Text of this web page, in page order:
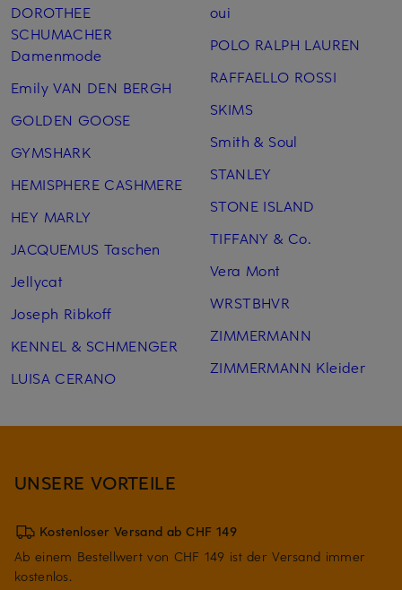
DOROTHEE
SCHUMACHER
Damenmode
Emily VAN DEN BERGH
GOLDEN GOOSE
GYMSHARK
HEMISPHERE CASHMERE
HEY MARLY
JACQUEMUS Taschen
Jellycat
Joseph Ribkoff
KENNEL & SCHMENGER
LUISA CERANO
oui
POLO RALPH LAUREN
RAFFAELLO ROSSI
SKIMS
Smith & Soul
STANLEY
STONE ISLAND
TIFFANY & Co.
Vera Mont
WRSTBHVR
ZIMMERMANN
ZIMMERMANN Kleider
UNSERE VORTEILE
Kostenloser Versand ab CHF 149
Ab einem Bestellwert von CHF 149 ist der Versand immer
kostenlos.